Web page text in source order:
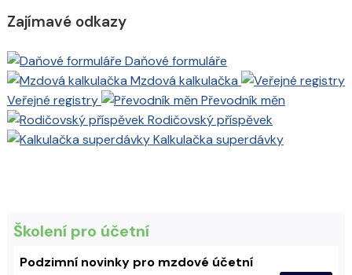
Zajímavé odkazy
Daňové formuláře
Mzdová kalkulačka
Veřejné registry
Převodník měn
Rodičovský příspěvek
Kalkulačka superdávky
Školení pro účetní
Podzimní novinky pro mzdové účetní